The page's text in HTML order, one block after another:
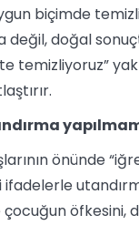
biçimde
değil, doğal
temizliyoruz”
önünde
ifadelerle
öfkesini,